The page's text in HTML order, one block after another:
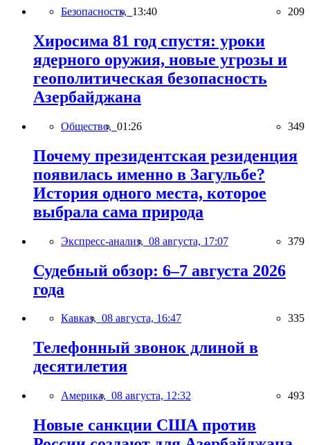
Безопасность, 13:40 209
Хиросима 81 год спустя: уроки
ядерного оружия, новые угрозы и
геополитическая безопасность
Азербайджана
Общество, 01:26 349
Почему президентская резиденция
появилась именно в Загульбе?
История одного места, которое
выбрала сама природа
Экспресс-анализ, 08 августа, 17:07 379
Судебный обзор: 6–7 августа 2026
года
Кавказ, 08 августа, 16:47 335
Телефонный звонок длиной в
десятилетия
Америка, 08 августа, 12:32 493
Новые санкции США против